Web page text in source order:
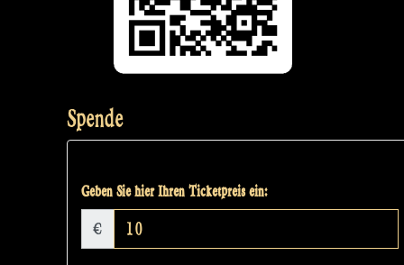
Spende
Geben Sie hier Ihren Ticketpreis ein:
€